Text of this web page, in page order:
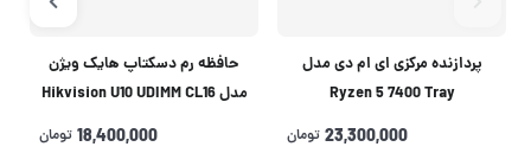
پردازنده مرکزی ای ام دی مدل
Ryzen 5 7400 Tray
23,300,000 تومان
حافظه رم دسکتاپ هایک ویژن
مدل Hikvision U10 UDIMM CL16
DDR4 3200MHz ظرفیت 16 18,400,000 تومان